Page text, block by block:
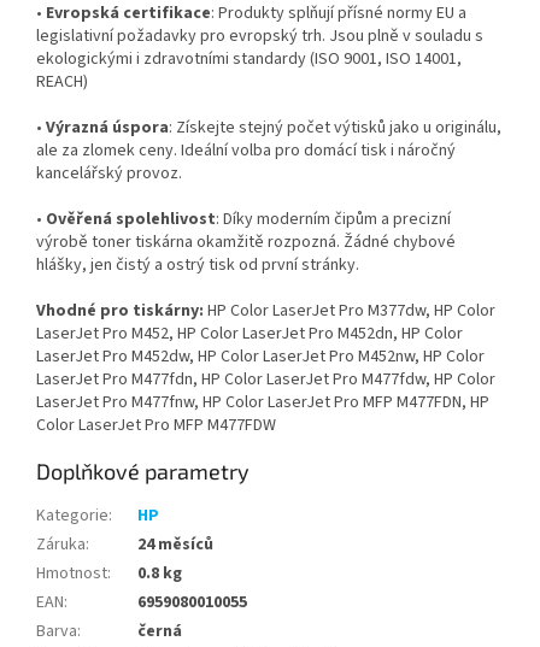
• Evropská certifikace: Produkty splňují přísné normy EU a
legislativní požadavky pro evropský trh. Jsou plně v souladu s
ekologickými i zdravotními standardy (ISO 9001, ISO 14001,
REACH)
• Výrazná úspora: Získejte stejný počet výtisků jako u originálu,
ale za zlomek ceny. Ideální volba pro domácí tisk i náročný
kancelářský provoz.
• Ověřená spolehlivost: Díky moderním čipům a precizní
výrobě toner tiskárna okamžitě rozpozná. Žádné chybové
hlášky, jen čistý a ostrý tisk od první stránky.
Vhodné pro tiskárny: HP Color LaserJet Pro M377dw, HP Color
LaserJet Pro M452, HP Color LaserJet Pro M452dn, HP Color
LaserJet Pro M452dw, HP Color LaserJet Pro M452nw, HP Color
LaserJet Pro M477fdn, HP Color LaserJet Pro M477fdw, HP Color
LaserJet Pro M477fnw, HP Color LaserJet Pro MFP M477FDN, HP
Color LaserJet Pro MFP M477FDW
Doplňkové parametry
Kategorie:
HP
Záruka:
24 měsíců
Hmotnost:
0.8 kg
EAN:
6959080010055
Barva:
černá